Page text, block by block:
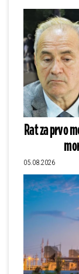
Rat za prvo
05.08.2026